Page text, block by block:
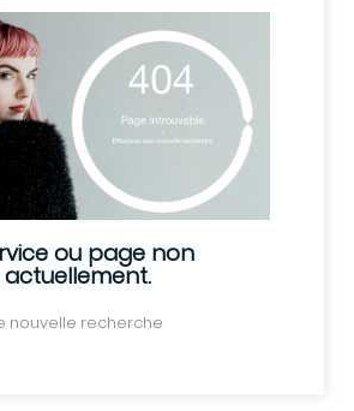
ou page non
nouvelle recherche